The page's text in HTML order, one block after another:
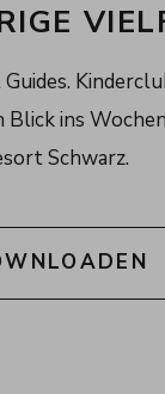
Blick ins
Schwarz.